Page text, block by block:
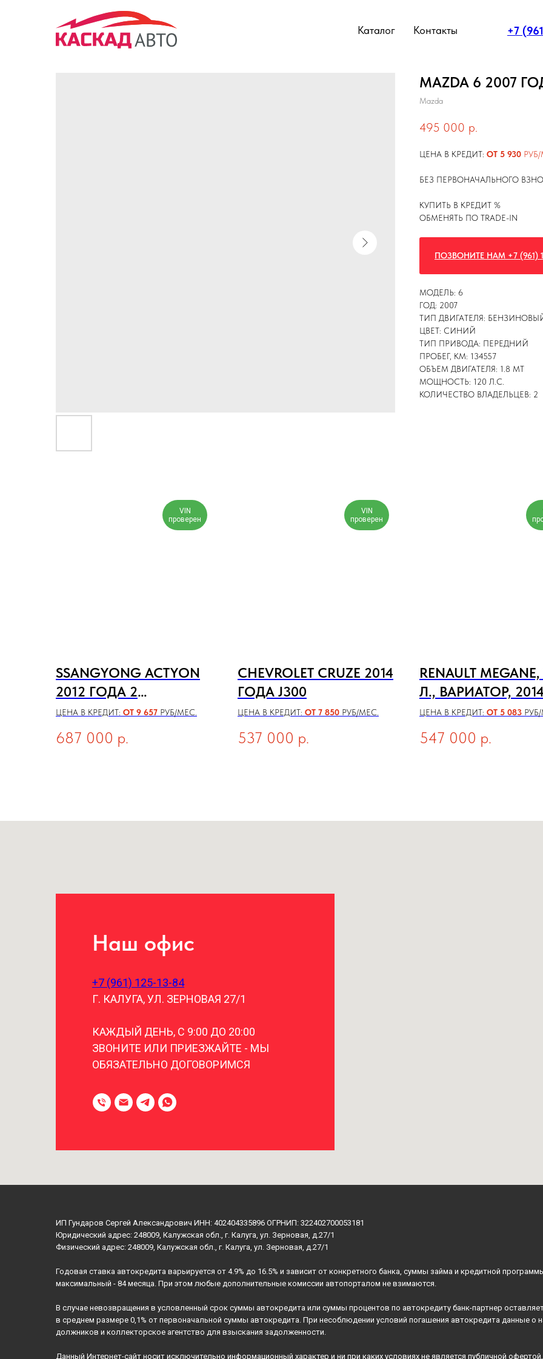
Каталог Контакты +7
MAZDA 6 2007
Mazda
495 000 р.
ЦЕНА В КРЕДИТ: ОТ 5 930
БЕЗ ПЕРВОНАЧАЛЬНОГО
КУПИТЬ В КРЕДИТ %
ОБМЕНЯТЬ ПО TRADE-IN
ПОЗВОНИТЕ НАМ +7 (961)
МОДЕЛЬ: 6
ГОД: 2007
ТИП ДВИГАТЕЛЯ:
ЦВЕТ: СИНИЙ
ТИП ПРИВОДА: ПЕРЕДНИЙ
ПРОБЕГ, КМ: 134557
ОБЪЕМ ДВИГАТЕЛЯ: 1.8 MT
МОЩНОСТЬ: 120 Л.С.
КОЛИЧЕСТВО ВЛАДЕЛЬЦЕВ: 2
VIN
проверен
SSANGYONG ACTYON
2012 ГОДА 2
ПОКОЛЕНИЕ
ЦЕНА В КРЕДИТ: ОТ 9 657 РУБ/МЕС.
687 000 р.
VIN
проверен
CHEVROLET CRUZE 2014
ГОДА J300
ЦЕНА В КРЕДИТ: ОТ 7 850 РУБ/МЕС.
537 000 р.
RENAULT
Л., ВАРИАТОР,
ЦЕНА В КРЕДИТ: ОТ 5 083
547 000 р.
Наш офис
+7 (961) 125-13-84
Г. КАЛУГА, УЛ. ЗЕРНОВАЯ 27/1
КАЖДЫЙ ДЕНЬ, С 9:00 ДО 20:00
ЗВОНИТЕ ИЛИ ПРИЕЗЖАЙТЕ - МЫ
ОБЯЗАТЕЛЬНО ДОГОВОРИМСЯ
ИП Гундаров Сергей Александрович ИНН: 402404335896 ОГРНИП: 322402700053181
Юридический адрес: 248009, Калужская обл., г. Калуга, ул. Зерновая, д.27/1
Физический адрес: 248009, Калужская обл., г. Калуга, ул. Зерновая, д.27/1
Годовая ставка автокредита варьируется от 4.9% до 16.5% и зависит от конкретного банка, суммы займа и кредитной
максимальный - 84 месяца. При этом любые дополнительные комиссии автопорталом не взимаются.
В случае невозвращения в условленный срок суммы автокредита или суммы процентов по автокредиту банк-партнер
в среднем размере 0,1% от первоначальной суммы автокредита. При несоблюдении условий погашения автокредита данные о
должников и коллекторское агентство для взыскания задолженности.
Данный Интернет-сайт носит исключительно информационный характер и ни при каких условиях не является публичной